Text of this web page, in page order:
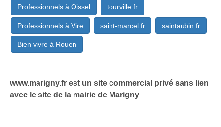
Professionnels à Oissel tourville.fr
Professionnels à Vire saint-marcel.fr saintaubin.fr
Bien vivre à Rouen
www.marigny.fr est un site commercial privé sans lien
avec le site de la mairie de Marigny